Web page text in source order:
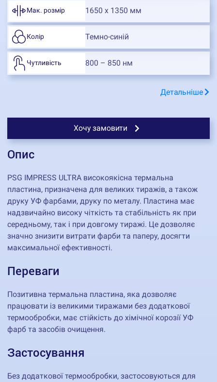
Мак. розмір 1650 х 1350 мм
Колір Темно-синій
Чутливість 800 – 850 нм
Детальніше
Хочу замовити
Опис
PSG IMPRESS ULTRA високоякісна термальна
пластина, призначена для великих тиражів, а також
друку УФ фарбами, друку по металу. Пластина має
надзвичайно високу чіткість та стабільність як при
середньому, так і при довгому тиражі. Це дозволяє
значно знизити витрати фарби та паперу, досягти
максимальної ефективності.
Переваги
Позитивна термальна пластина, яка дозволяє
працювати із великими тиражами без додаткової
термообробки, має стійкість до хімічної корозії УФ
фарб та засобів очищення.
Застосування
Без додаткової термообробки, застосовуються для